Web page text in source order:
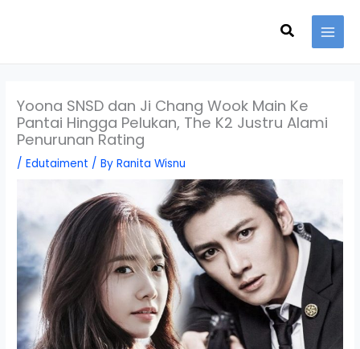
Search
Yoona SNSD dan Ji Chang Wook Main Ke
Pantai Hingga Pelukan, The K2 Justru Alami
Penurunan Rating
/Edutaiment / ByRanita Wisnu